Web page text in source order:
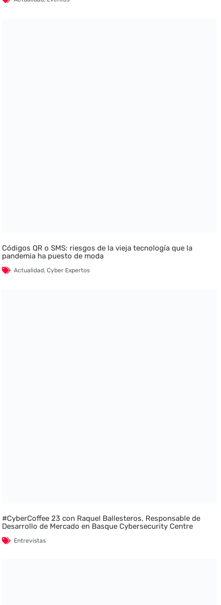
Códigos QR o SMS: riesgos de la vieja tecnología que la
pandemia ha puesto de moda
Actualidad,Cyber Expertos
#CyberCoffee 23 con Raquel Ballesteros, Responsable de
Desarrollo de Mercado en Basque Cybersecurity Centre
Entrevistas